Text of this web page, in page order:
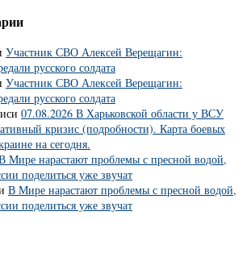
Участник СВО Алексей Верещагин:
русского солдата
Участник СВО Алексей Верещагин:
русского солдата
07.08.2026 В Харьковской области у ВСУ
кризис (подробности). Карта боевых
на сегодня.
Мире нарастают проблемы с пресной водой,
поделиться уже звучат
В Мире нарастают проблемы с пресной водой,
поделиться уже звучат